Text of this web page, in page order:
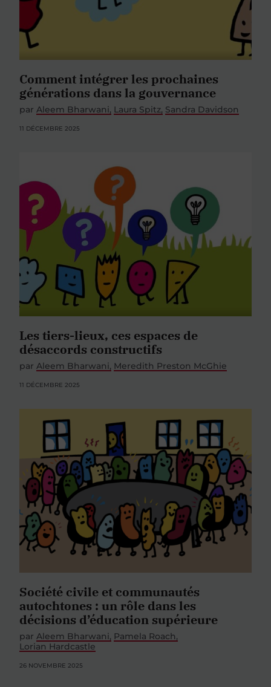
Comment intégrer les prochaines
générations dans la gouvernance
par Aleem Bharwani Laura Spitz Sandra Davidson
11 DÉCEMBRE 2025
Les tiers-lieux, ces espaces de
désaccords constructifs
par Aleem Bharwani Meredith Preston McGhie
11 DÉCEMBRE 2025
Société civile et communautés
autochtones : un rôle dans les
décisions d’éducation supérieure
par Aleem Bharwani Pamela Roach
Lorian Hardcastle
26 NOVEMBRE 2025